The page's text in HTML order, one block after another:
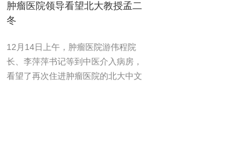
肿瘤医院领导看望北大教授孟二
冬
12月14日上午，肿瘤医院游伟程院
长、李萍萍书记等到中医介入病房，
看望了再次住进肿瘤医院的北大中文